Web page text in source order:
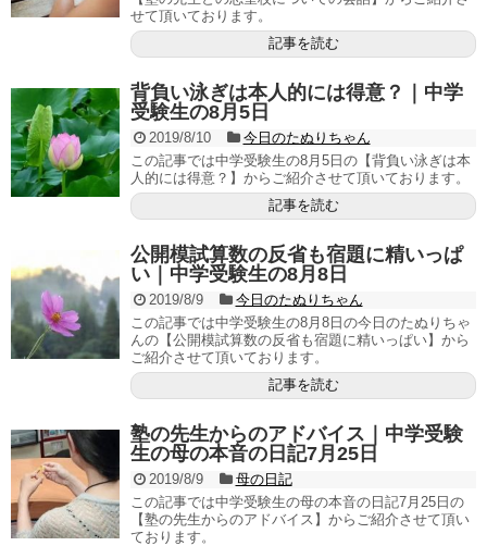
せて頂いております。
記事を読む
背負い泳ぎは本人的には得意？｜中学
受験生の8月5日
2019/8/10
今日のたぬりちゃん
この記事では中学受験生の8月5日の【背負い泳ぎは本
人的には得意？】からご紹介させて頂いております。
記事を読む
公開模試算数の反省も宿題に精いっぱ
い｜中学受験生の8月8日
2019/8/9
今日のたぬりちゃん
この記事では中学受験生の8月8日の今日のたぬりちゃ
んの【公開模試算数の反省も宿題に精いっぱい】から
ご紹介させて頂いております。
記事を読む
塾の先生からのアドバイス｜中学受験
生の母の本音の日記7月25日
2019/8/9
母の日記
この記事では中学受験生の母の本音の日記7月25日の
【塾の先生からのアドバイス】からご紹介させて頂い
ております。